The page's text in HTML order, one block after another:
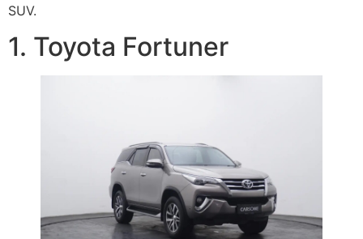
SUV.
1. Toyota Fortuner